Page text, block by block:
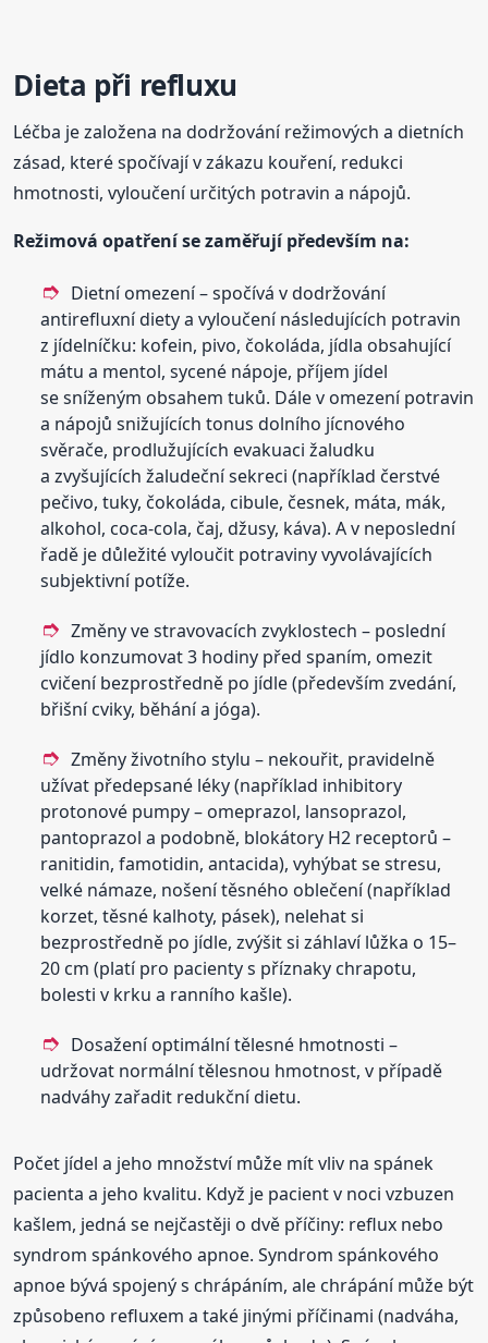
Dieta při refluxu
Léčba je založena na dodržování režimových a dietních
zásad, které spočívají v zákazu kouření, redukci
hmotnosti, vyloučení určitých potravin a nápojů.
Režimová opatření se zaměřují především na:
Dietní omezení – spočívá v dodržování
antirefluxní diety a vyloučení následujících potravin
z jídelníčku: kofein, pivo, čokoláda, jídla obsahující
mátu a mentol, sycené nápoje, příjem jídel
se sníženým obsahem tuků. Dále v omezení potravin
a nápojů snižujících tonus dolního jícnového
svěrače, prodlužujících evakuaci žaludku
a zvyšujících žaludeční sekreci (například čerstvé
pečivo, tuky, čokoláda, cibule, česnek, máta, mák,
alkohol, coca-cola, čaj, džusy, káva). A v neposlední
řadě je důležité vyloučit potraviny vyvolávajících
subjektivní potíže.
Změny ve stravovacích zvyklostech – poslední
jídlo konzumovat 3 hodiny před spaním, omezit
cvičení bezprostředně po jídle (především zvedání,
břišní cviky, běhání a jóga).
Změny životního stylu – nekouřit, pravidelně
užívat předepsané léky (například inhibitory
protonové pumpy – omeprazol, lansoprazol,
pantoprazol a podobně, blokátory H2 receptorů –
ranitidin, famotidin, antacida), vyhýbat se stresu,
velké námaze, nošení těsného oblečení (například
korzet, těsné kalhoty, pásek), nelehat si
bezprostředně po jídle, zvýšit si záhlaví lůžka o 15–
20 cm (platí pro pacienty s příznaky chrapotu,
bolesti v krku a ranního kašle).
Dosažení optimální tělesné hmotnosti –
udržovat normální tělesnou hmotnost, v případě
nadváhy zařadit redukční dietu.
Počet jídel a jeho množství může mít vliv na spánek
pacienta a jeho kvalitu. Když je pacient v noci vzbuzen
kašlem, jedná se nejčastěji o dvě příčiny: reflux nebo
syndrom spánkového apnoe. Syndrom spánkového
apnoe bývá spojený s chrápáním, ale chrápání může být
způsobeno refluxem a také jinými příčinami (nadváha,